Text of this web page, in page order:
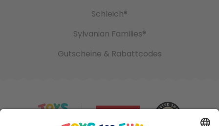
Schleich®
Sylvanian Families®
Gutscheine & Rabattcodes